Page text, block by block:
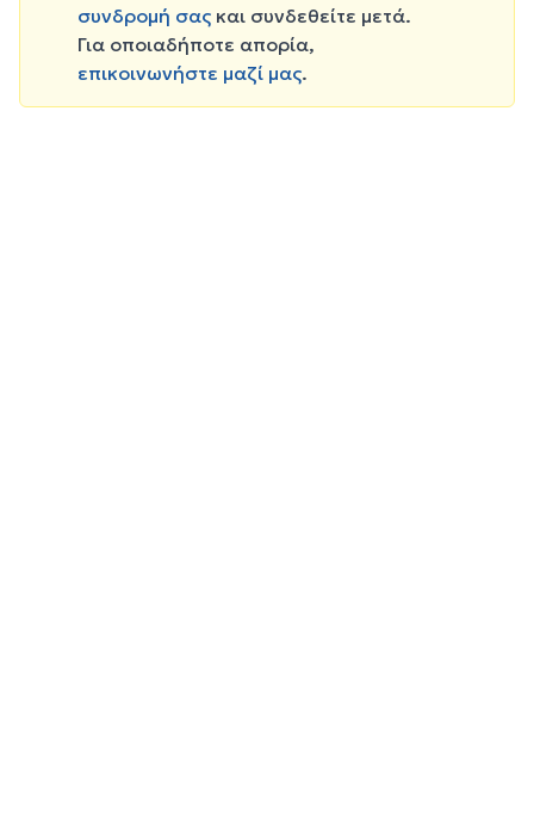
συνδρομή σας και συνδεθείτε μετά.
Για οποιαδήποτε απορία,
επικοινωνήστε μαζί μας.